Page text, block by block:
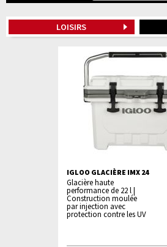
LOISIRS
IGLOO GLACIÈRE IMX 24
Glacière haute
performance de 22 l |
Construction moulée
par injection avec
protection contre les UV